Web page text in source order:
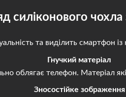
силіконового
та виділить смартфон із
Гнучкий матеріал
облягає телефон. Матеріал
Зносостійке зображення